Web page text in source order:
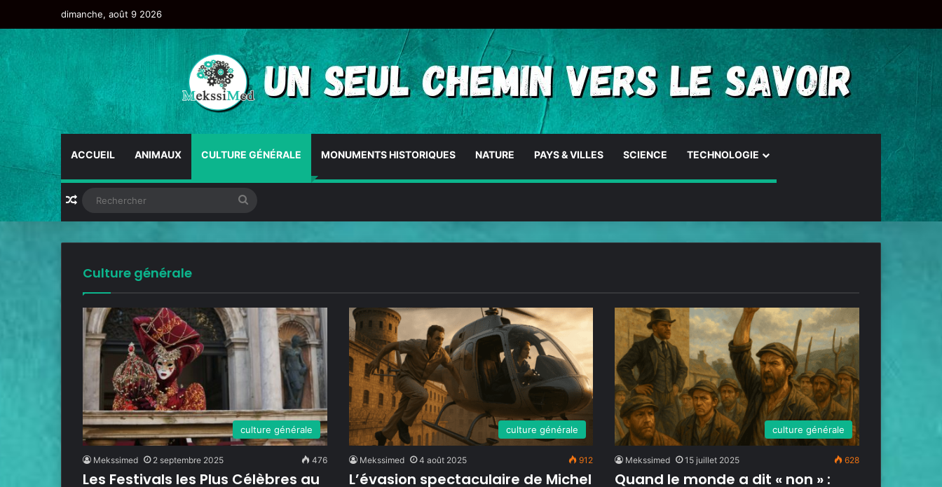
dimanche, août 9 2026
ACCUEIL ANIMAUX CULTURE GÉNÉRALE MONUMENTS HISTORIQUES NATURE PAYS & VILLES SCIENCE TECHNOLOGIE
Culture générale
culture générale
Mekssimed 2 septembre 2025 476
Les Festivals les Plus Célèbres au
culture générale
Mekssimed 4 août 2025 912
L’évasion spectaculaire de Michel
culture générale
Mekssimed 15 juillet 2025 628
Quand le monde a dit « non » :